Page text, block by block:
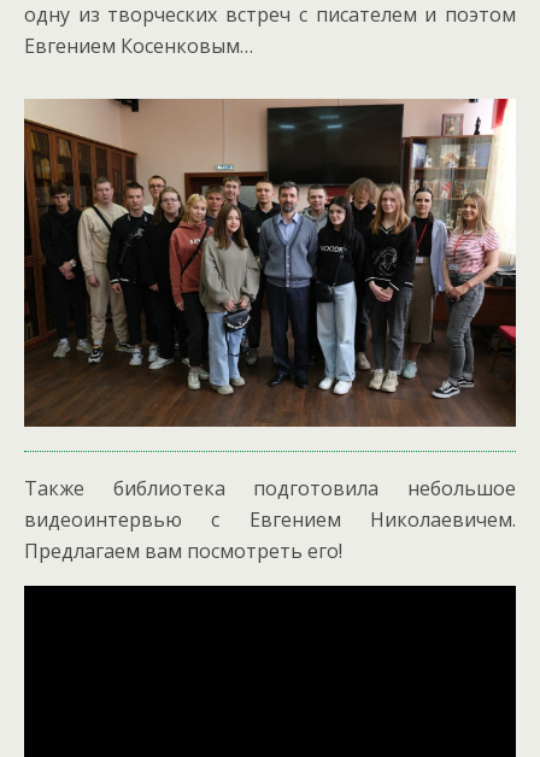
одну из творческих встреч с писателем и поэтом
Евгением Косенковым…
Также библиотека подготовила небольшое
видеоинтервью с Евгением Николаевичем.
Предлагаем вам посмотреть его!